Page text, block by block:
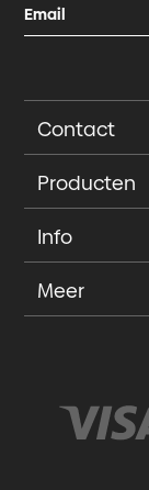
Contact
Producten
Info
Meer